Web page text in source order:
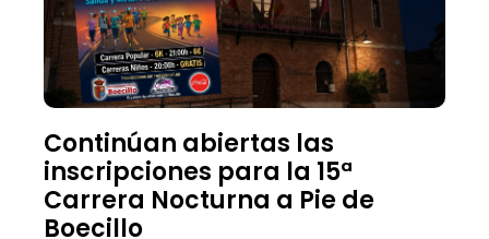
Continúan abiertas las
inscripciones para la 15ª
Carrera Nocturna a Pie de
Boecillo